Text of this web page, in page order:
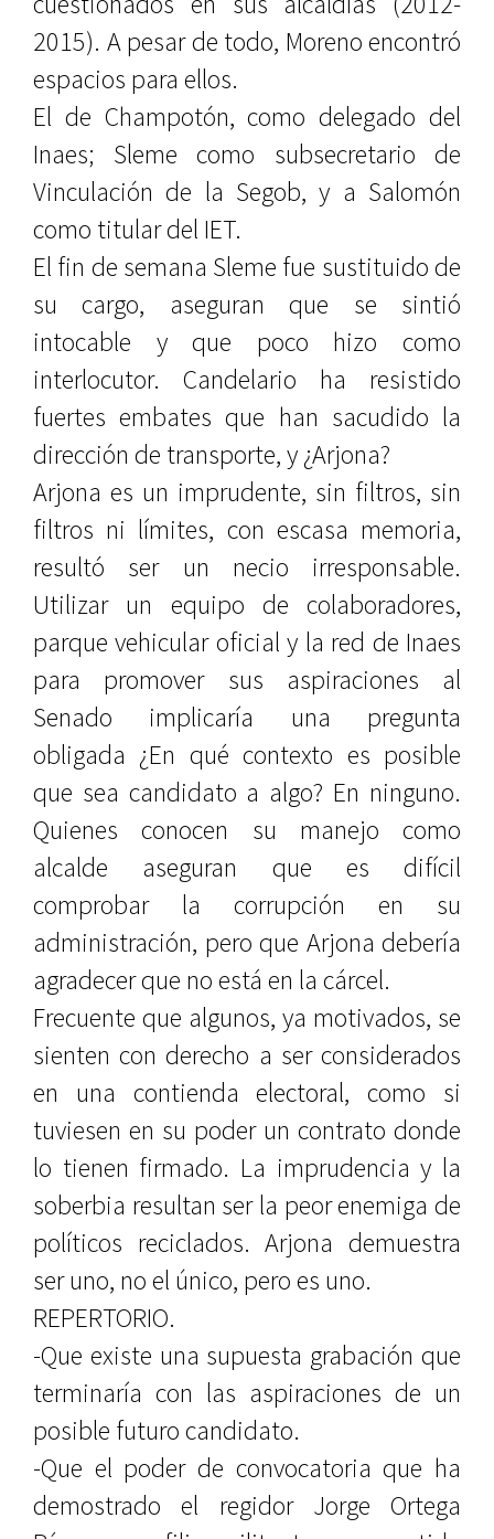
2015). A pesar de todo, Moreno encontró
espacios para ellos.
El de Champotón, como delegado del
Inaes; Sleme como subsecretario de
Vinculación de la Segob, y a Salomón
como titular del IET.
El fin de semana Sleme fue sustituido de
su cargo, aseguran que se sintió
intocable y que poco hizo como
interlocutor. Candelario ha resistido
fuertes embates que han sacudido la
dirección de transporte, y ¿Arjona?
Arjona es un imprudente, sin filtros, sin
filtros ni límites, con escasa memoria,
resultó ser un necio irresponsable.
Utilizar un equipo de colaboradores,
parque vehicular oficial y la red de Inaes
para promover sus aspiraciones al
Senado implicaría una pregunta
obligada ¿En qué contexto es posible
que sea candidato a algo? En ninguno.
Quienes conocen su manejo como
alcalde aseguran que es difícil
comprobar la corrupción en su
administración, pero que Arjona debería
agradecer que no está en la cárcel.
Frecuente que algunos, ya motivados, se
sienten con derecho a ser considerados
en una contienda electoral, como si
tuviesen en su poder un contrato donde
lo tienen firmado. La imprudencia y la
soberbia resultan ser la peor enemiga de
políticos reciclados. Arjona demuestra
ser uno, no el único, pero es uno.
REPERTORIO.
-Que existe una supuesta grabación que
terminaría con las aspiraciones de un
posible futuro candidato.
-Que el poder de convocatoria que ha
demostrado el regidor Jorge Ortega